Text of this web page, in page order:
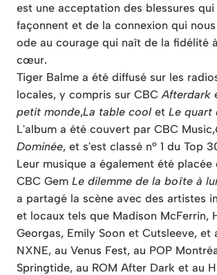
est une acceptation des blessures qui
façonnent et de la connexion qui
ode au courage qui naît de la fidélité
cœur.
Tiger Balme a été diffusé sur les
locales, y compris sur CBCAfterdark
petit monde,La table cool et Le quart
L'album a été couvert par CBC Music,
Dominée, et s'est classé n° 1 du Top
Leur musique a également été placée
CBC Gem Le dilemme de la boîte à
a partagé la scène avec des artistes
et locaux tels que Madison McFerrin,
Georgas, Emily Soon et Cutsleeve, et
NXNE, au Venus Fest, au POP
Springtide, au ROM After Dark et au